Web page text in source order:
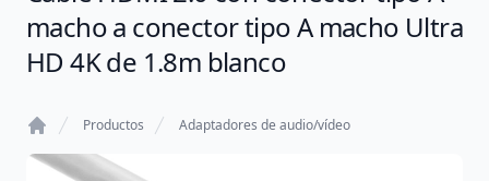
macho a conector tipo A macho Ultra
HD 4K de 1.8m blanco
Home
Productos Adaptadores de audio/vídeo